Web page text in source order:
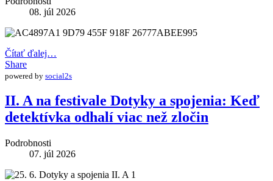
08. júl 2026
Čítať ďalej…
Share
powered by social2s
II. A na festivale Dotyky a spojenia: Keď
detektívka odhalí viac než zločin
Podrobnosti
07. júl 2026